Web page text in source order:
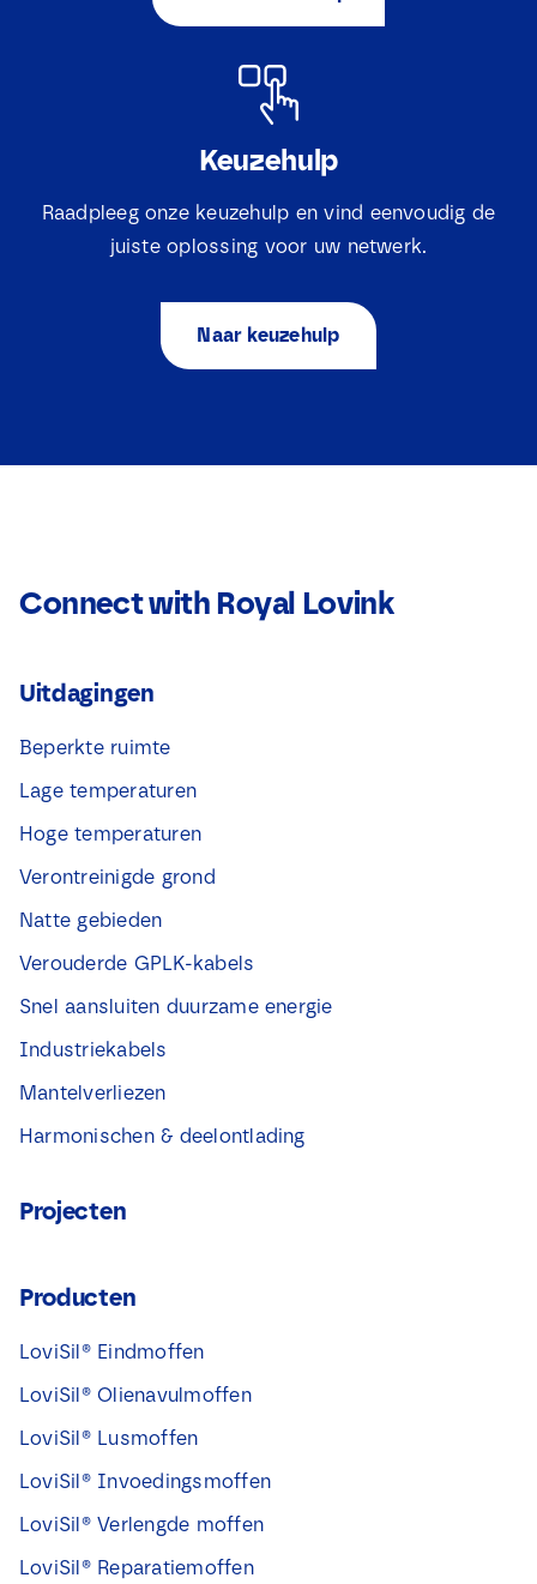
Keuzehulp
Raadpleeg onze keuzehulp en vind eenvoudig de
juiste oplossing voor uw netwerk.
Naar keuzehulp
Connect with Royal Lovink
Uitdagingen
Beperkte ruimte
Lage temperaturen
Hoge temperaturen
Verontreinigde grond
Natte gebieden
Verouderde GPLK-kabels
Snel aansluiten duurzame energie
Industriekabels
Mantelverliezen
Harmonischen & deelontlading
Projecten
Producten
LoviSil® Eindmoffen
LoviSil® Olienavulmoffen
LoviSil® Lusmoffen
LoviSil® Invoedingsmoffen
LoviSil® Verlengde moffen
LoviSil® Reparatiemoffen